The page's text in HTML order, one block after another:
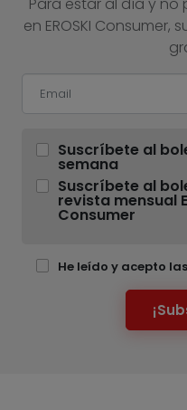
en EROSKI
Suscríbete al
semana
Suscríbete al
revista mensual
Consumer
He leído y acepto las